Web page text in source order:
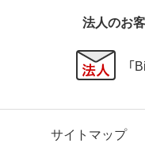
法人のお
「
サイトマップ